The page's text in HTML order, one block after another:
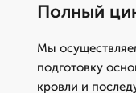
Полный
Мы
подготовку
кровли и